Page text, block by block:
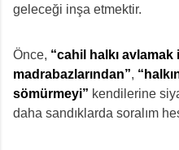
geleceği inşa etmektir.
Önce, “cahil halkı
madrabazlarından”,
sömürmeyi” kendilerine
daha sandıklarda soralım